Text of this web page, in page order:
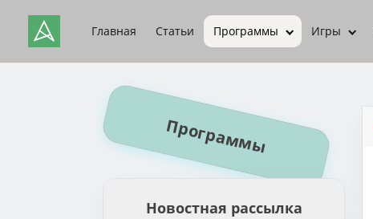
Главная Статьи Программы Игры
Программы
Новостная рассылка